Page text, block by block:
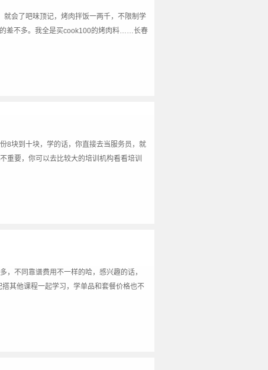
就会了吧味顶记，烤肉拌饭一两千，不限制学
差不多。我全是买cook100的烤肉料……长春
8块到十块，学的话，你直接去当服务员，就
重要，你可以去比较大的培训机构看看培训
，不同靠谱费用不一样的哈，感兴趣的话，
其他课程一起学习，学单品和套餐价格也不